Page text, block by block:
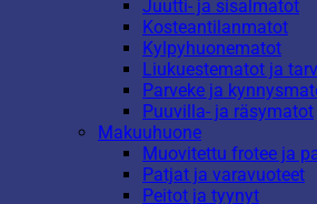
Juutti- ja sisalmatot
Kosteantilanmatot
Kylpyhuonematot
Liukuestematot ja
Parveke ja
Puuvilla- ja räsymatot
Makuuhuone
Muovitettu frotee ja
Patjat ja varavuoteet
Peitot ja tyynyt